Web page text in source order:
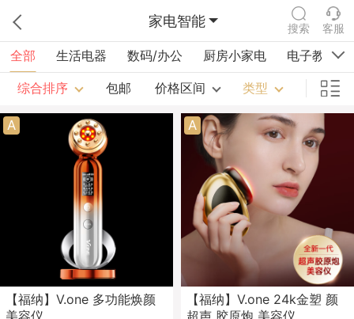
家电智能 搜索 客服
全部 生活电器 数码/办公 厨房小家电 电子教育
综合排序 包邮 价格区间 类型
A
【福纳】V.one 多功能焕颜
美容仪
A
【福纳】V.one 24k金塑 颜
超声 胶原炮 美容仪